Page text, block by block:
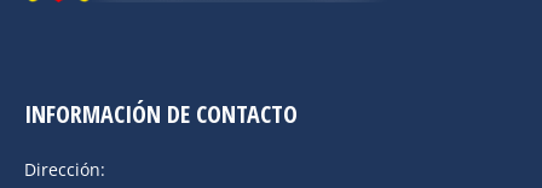
INFORMACIÓN DE CONTACTO
Dirección: